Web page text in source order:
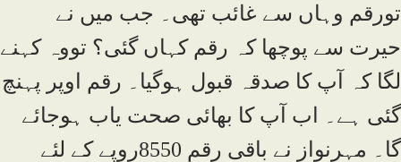
تورقم وہاں سے غائب تھی۔ جب میں نے
حیرت سے پوچھا کہ رقم کہاں گئی؟ تووہ کہنے
لگا کہ آپ کا صدقہ قبول ہوگیا۔ رقم اوپر پہنچ
گئی ہے۔ اب آپ کا بھائی صحت یاب ہوجائے
گا۔ مہرنواز نے باقی رقم 8550روپے کے لئے